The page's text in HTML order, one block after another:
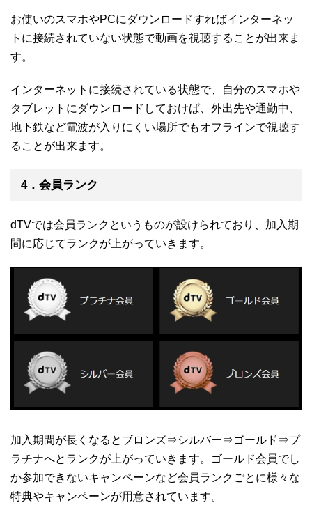
お使いのスマホやPCにダウンロードすればインターネッ
トに接続されていない状態で動画を視聴することが出来ま
す。
インターネットに接続されている状態で、自分のスマホや
タブレットにダウンロードしておけば、外出先や通勤中、
地下鉄など電波が入りにくい場所でもオフラインで視聴す
ることが出来ます。
4．会員ランク
dTVでは会員ランクというものが設けられており、加入期
間に応じてランクが上がっていきます。
加入期間が長くなるとブロンズ⇒シルバー⇒ゴールド⇒プ
ラチナへとランクが上がっていきます。ゴールド会員でし
か参加できないキャンペーンなど会員ランクごとに様々な
特典やキャンペーンが用意されています。